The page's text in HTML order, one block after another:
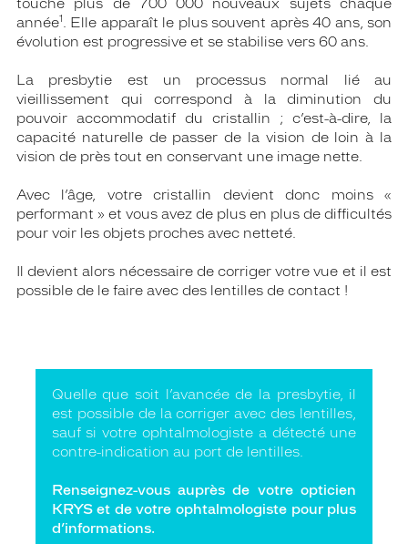
touche plus de 700 000 nouveaux sujets chaque
année1. Elle apparaît le plus souvent après 40 ans, son
évolution est progressive et se stabilise vers 60 ans.
La presbytie est un processus normal lié au
vieillissement qui correspond à la diminution du
pouvoir accommodatif du cristallin ; c’est-à-dire, la
capacité naturelle de passer de la vision de loin à la
vision de près tout en conservant une image nette.
Avec l’âge, votre cristallin devient donc moins «
performant » et vous avez de plus en plus de difficultés
pour voir les objets proches avec netteté.
Il devient alors nécessaire de corriger votre vue et il est
possible de le faire avec des lentilles de contact !
Quelle que soit l’avancée de la presbytie, il
est possible de la corriger avec des lentilles,
sauf si votre ophtalmologiste a détecté une
contre-indication au port de lentilles.
Renseignez-vous auprès de votre opticien
KRYS et de votre ophtalmologiste pour plus
d’informations.